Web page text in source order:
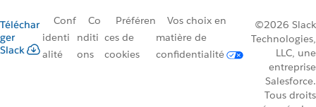
Téléchar
ger
Slack
Conf
identi
alité
Co
nditi
ons
Préféren
ces de
cookies
Vos choix en
matière de
confidentialité
©2026 Slack
Technologies,
LLC, une
entreprise
Salesforce.
Tous droits